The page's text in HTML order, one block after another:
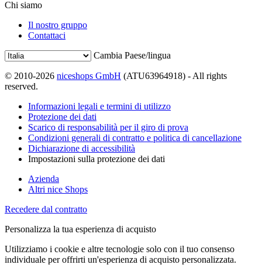
Chi siamo
Il nostro gruppo
Contattaci
Cambia Paese/lingua
© 2010-2026 niceshops GmbH (ATU63964918) - All rights
reserved.
Informazioni legali e termini di utilizzo
Protezione dei dati
Scarico di responsabilità per il giro di prova
Condizioni generali di contratto e politica di cancellazione
Dichiarazione di accessibilità
Impostazioni sulla protezione dei dati
Azienda
Altri nice Shops
Recedere dal contratto
Personalizza la tua esperienza di acquisto
Utilizziamo i cookie e altre tecnologie solo con il tuo consenso
individuale per offrirti un'esperienza di acquisto personalizzata.